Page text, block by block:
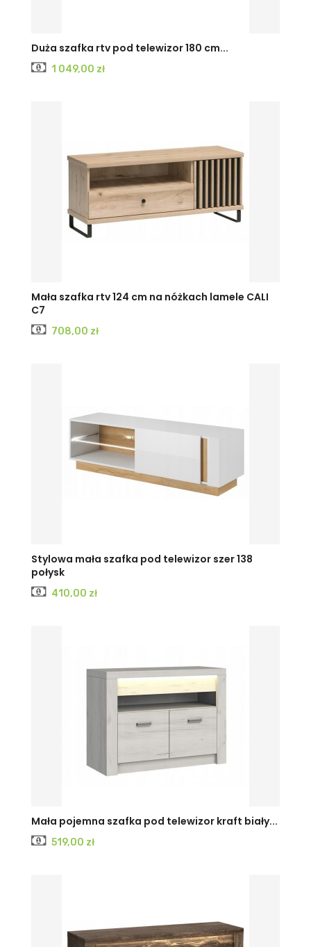
Duża szafka rtv pod telewizor 180 cm...
Cena
1 049,00 zł
Mała szafka rtv 124 cm na nóżkach lamele CALI
C7
Cena
708,00 zł
Stylowa mała szafka pod telewizor szer 138
połysk
Cena
410,00 zł
KRAFTJESIONJESION
Mała pojemna szafka pod telewizor kraft biały...
Cena
519,00 zł